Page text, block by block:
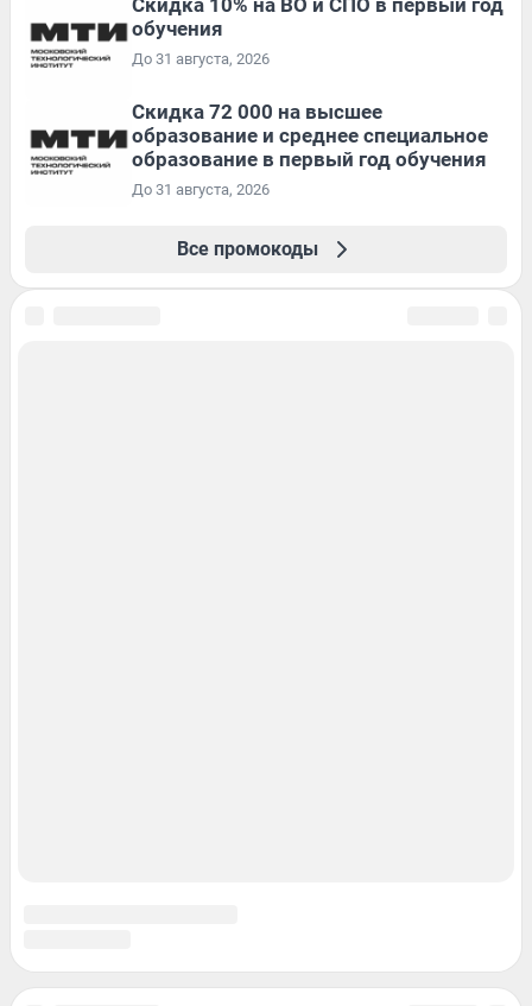
Скидка 10% на ВО и СПО в первый год
обучения
До 31 августа, 2026
Скидка 72 000 на высшее
образование и среднее специальное
образование в первый год обучения
До 31 августа, 2026
Все промокоды